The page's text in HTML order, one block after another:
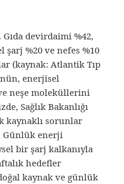
devirdaimi %42,
%20 ve nefes %10
(kaynak: Atlantik Tıp
enerjisel
neşe moleküllerini
Sağlık Bakanlığı
kaynaklı sorunlar
Günlük enerji
bir şarj kalkanıyla
hedefler
kaynak ve günlük